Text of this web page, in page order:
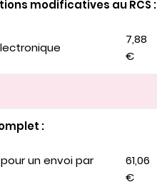
modificatives au RCS :
7,88
€
:
un envoi par
61,06
€